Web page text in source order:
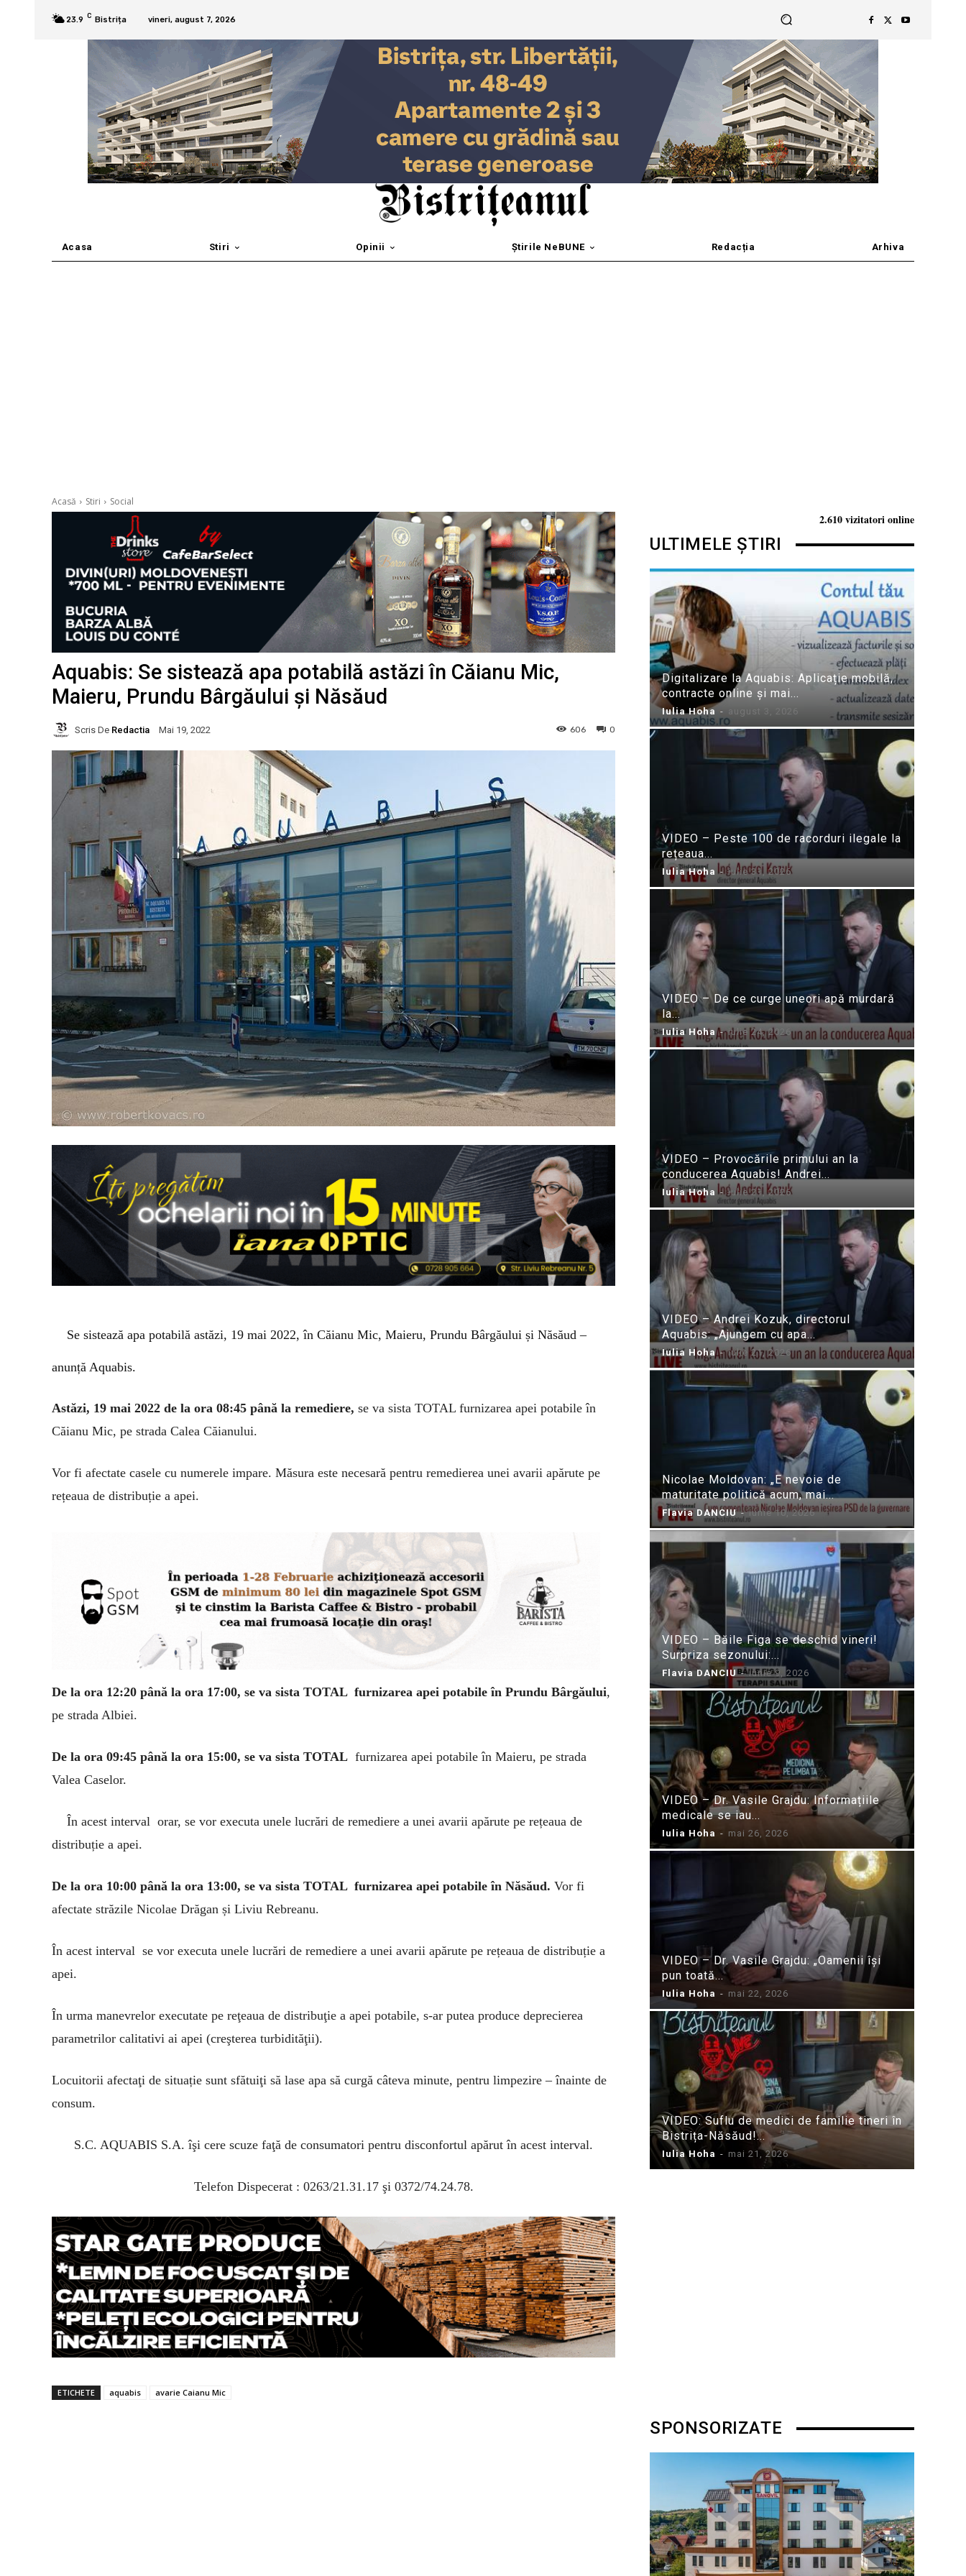
23.9 C Bistrița vineri, august 7, 2026
Acasa Stiri Opinii Știrile NeBUNE Redacția Arhiva
Acasă Stiri Social
Aquabis: Se sistează apa potabilă astăzi în Căianu Mic,
Maieru, Prundu Bârgăului și Năsăud
Scris De Redactia Mai 19, 2022 0
606
Se sistează apa potabilă astăzi, 19 mai 2022, în Căianu Mic, Maieru, Prundu Bârgăului și Năsăud –
anunță Aquabis.
Astăzi, 19 mai 2022 de la ora 08:45 până la remediere, se va sista TOTAL furnizarea apei potabile în
Căianu Mic, pe strada Calea Căianului.
Vor fi afectate casele cu numerele impare. Măsura este necesară pentru remedierea unei avarii apărute pe
rețeaua de distribuție a apei.
De la ora 12:20 până la ora 17:00, se va sista TOTAL furnizarea apei potabile în Prundu Bârgăului,
pe strada Albiei.
De la ora 09:45 până la ora 15:00, se va sista TOTAL furnizarea apei potabile în Maieru, pe strada
Valea Caselor.
În acest interval orar, se vor executa unele lucrări de remediere a unei avarii apărute pe rețeaua de
distribuție a apei.
De la ora 10:00 până la ora 13:00, se va sista TOTAL furnizarea apei potabile în Năsăud. Vor fi
afectate străzile Nicolae Drăgan și Liviu Rebreanu.
În acest interval se vor executa unele lucrări de remediere a unei avarii apărute pe rețeaua de distribuție a
apei.
În urma manevrelor executate pe reţeaua de distribuţie a apei potabile, s-ar putea produce deprecierea
parametrilor calitativi ai apei (creşterea turbidităţii).
Locuitorii afectaţi de situație sunt sfătuiţi să lase apa să curgă câteva minute, pentru limpezire – înainte de
consum.
S.C. AQUABIS S.A. îşi cere scuze faţă de consumatori pentru disconfortul apărut în acest interval.
Telefon Dispecerat : 0263/21.31.17 şi 0372/74.24.78.
ETICHETE aquabis avarie Caianu Mic
2.610 vizitatori online
ULTIMELE ȘTIRI
Digitalizare la Aquabis: Aplicație mobilă,
contracte online și mai...
Iulia Hoha - august 3, 2026
VIDEO – Peste 100 de racorduri ilegale la
rețeaua...
Iulia Hoha - iulie 31, 2026
VIDEO – De ce curge uneori apă murdară
la...
Iulia Hoha - iulie 24, 2026
VIDEO – Provocările primului an la
conducerea Aquabis! Andrei...
Iulia Hoha - iulie 21, 2026
VIDEO – Andrei Kozuk, directorul
Aquabis: „Ajungem cu apa...
Iulia Hoha - iulie 21, 2026
Nicolae Moldovan: „E nevoie de
maturitate politică acum, mai...
Flavia DANCIU - iunie 10, 2026
VIDEO – Băile Figa se deschid vineri!
Surpriza sezonului:...
Flavia DANCIU - iunie 9, 2026
VIDEO – Dr. Vasile Grajdu: Informațiile
medicale se iau...
Iulia Hoha - mai 26, 2026
VIDEO – Dr. Vasile Grajdu: „Oamenii își
pun toată...
Iulia Hoha - mai 22, 2026
VIDEO: Suflu de medici de familie tineri în
Bistrița-Năsăud!...
Iulia Hoha - mai 21, 2026
SPONSORIZATE